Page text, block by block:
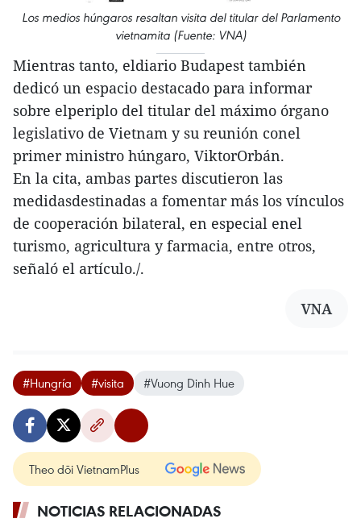
Los medios húngaros resaltan visita del titular del Parlamento
vietnamita (Fuente: VNA)
Mientras tanto, eldiario Budapest también
dedicó un espacio destacado para informar
sobre elperiplo del titular del máximo órgano
legislativo de Vietnam y su reunión conel
primer ministro húngaro, ViktorOrbán.
En la cita, ambas partes discutieron las
medidasdestinadas a fomentar más los vínculos
de cooperación bilateral, en especial enel
turismo, agricultura y farmacia, entre otros,
señaló el artículo./.
VNA
#Hungría #visita #Vuong Dinh Hue
Theo dõi VietnamPlus
NOTICIAS RELACIONADAS